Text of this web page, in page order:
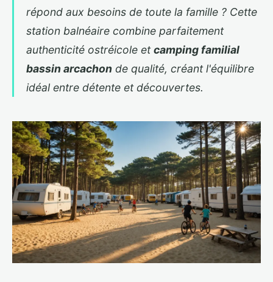
répond aux besoins de toute la famille ? Cette
station balnéaire combine parfaitement
authenticité ostréicole etcamping familial
bassin arcachon de qualité, créant l'équilibre
idéal entre détente et découvertes.